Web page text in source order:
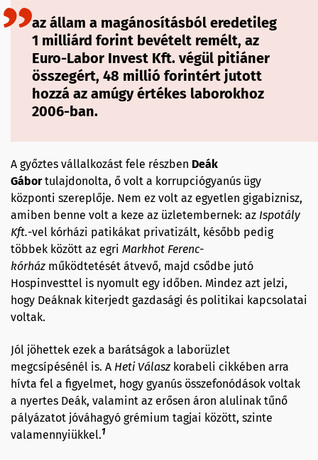
az állam a magánosításból eredetileg
1 milliárd forint bevételt remélt, az
Euro-Labor Invest Kft. végül pitiáner
összegért, 48 millió forintért jutott
hozzá az amúgy értékes laborokhoz
2006-ban.
A győztes vállalkozást fele részben Deák
Gábortulajdonolta, ő volt a korrupciógyanús ügy
központi szereplője. Nem ez volt az egyetlen gigabiznisz,
amiben benne volt a keze az üzletembernek: az Ispotály
Kft.-vel kórházi patikákat privatizált, később pedig
többek között az egri Markhot Ferenc-
kórház működtetését átvevő, majd csődbe jutó
Hospinvesttel is nyomult egy időben. Mindez azt jelzi,
hogy Deáknak kiterjedt gazdasági és politikai kapcsolatai
voltak.
Jól jöhettek ezek a barátságok a laborüzlet
megcsípésénél is. A Heti Válasz korabeli cikkében arra
hívta fel a figyelmet, hogy gyanús összefonódások voltak
a nyertes Deák, valamint az erősen áron alulinak tűnő
pályázatot jóváhagyó grémium tagjai között, szinte
valamennyiükkel.1